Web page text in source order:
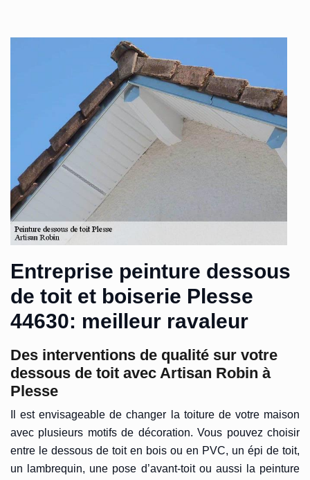
Entreprise peinture dessous
de toit et boiserie Plesse
44630: meilleur ravaleur
Des interventions de qualité sur votre
dessous de toit avec Artisan Robin à
Plesse
Il est envisageable de changer la toiture de votre maison
avec plusieurs motifs de décoration. Vous pouvez choisir
entre le dessous de toit en bois ou en PVC, un épi de toit,
un lambrequin, une pose d’avant-toit ou aussi la peinture